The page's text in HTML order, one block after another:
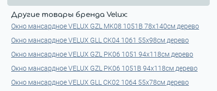
Другие товары бренда Velux:
Окно мансардное VELUX GZL MK08 1051B 78x140см дерево
Окно мансардное VELUX GLL CK04 1061 55x98см дерево
Окно мансардное VELUX GZL PK06 1051 94x118см дерево
Окно мансардное VELUX GZL PK06 1051B 94x118см дерево
Окно мансардное VELUX GLL CK02 1064 55х78см дерево